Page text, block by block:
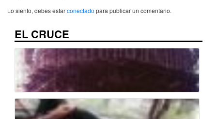
Lo siento, debes estarconectado para publicar un comentario.
EL CRUCE